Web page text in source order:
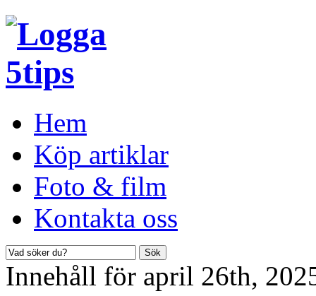
Hem
Köp artiklar
Foto & film
Kontakta oss
Innehåll för april 26th,